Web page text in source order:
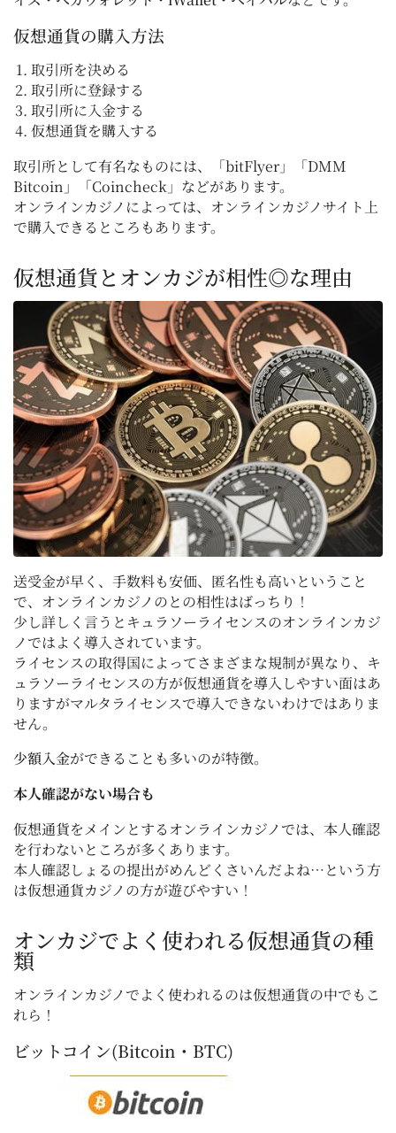
仮想通貨の購入方法
取引所を決める
取引所に登録する
取引所に入金する
仮想通貨を購入する
取引所として有名なものには、「bitFlyer」「DMM
Bitcoin」「Coincheck」などがあります。
オンラインカジノによっては、オンラインカジノサイト上
で購入できるところもあります。
仮想通貨とオンカジが相性◎な理由
送受金が早く、手数料も安価、匿名性も高いということ
で、オンラインカジノのとの相性はばっちり！
少し詳しく言うとキュラソーライセンスのオンラインカジ
ノではよく導入されています。
ライセンスの取得国によってさまざまな規制が異なり、キ
ュラソーライセンスの方が仮想通貨を導入しやすい面はあ
りますがマルタライセンスで導入できないわけではありま
せん。
少額入金ができることも多いのが特徴。
本人確認がない場合も
仮想通貨をメインとするオンラインカジノでは、本人確認
を行わないところが多くあります。
本人確認しょるの提出がめんどくさいんだよね…という方
は仮想通貨カジノの方が遊びやすい！
オンカジでよく使われる仮想通貨の種
類
オンラインカジノでよく使われるのは仮想通貨の中でもこ
れら！
ビットコイン(Bitcoin・BTC)